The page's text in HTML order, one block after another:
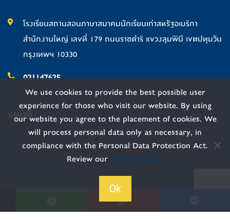
โรงเรียนสถานสอนภาษาสมาคมนักเรียนเก่าสหรัฐอเมริกา
สำนักงานใหญ่ เลขที่ 179 ถนนราชดำริ แขวงลุมพินี เขตปทุมวัน
กรุงเทพฯ 10330
021147625
แผนที่
We use cookies to provide the best possible user
experience for those who visit our website. By using
our website you agree to the placement of cookies. We
will process personal data only as necessary, in
compliance with the Personal Data Protection Act.
Review our Privacy Policy.
Ok